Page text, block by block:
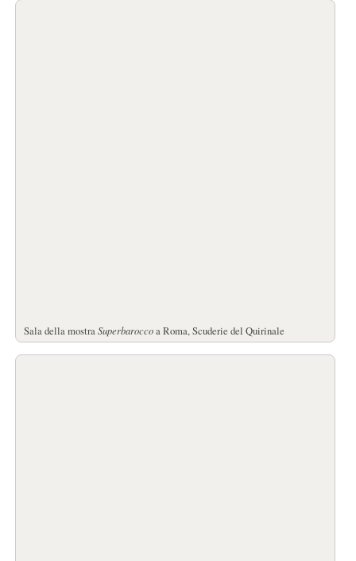
Sala della mostraSuperbaroccoa Roma, Scuderie del Quirinale